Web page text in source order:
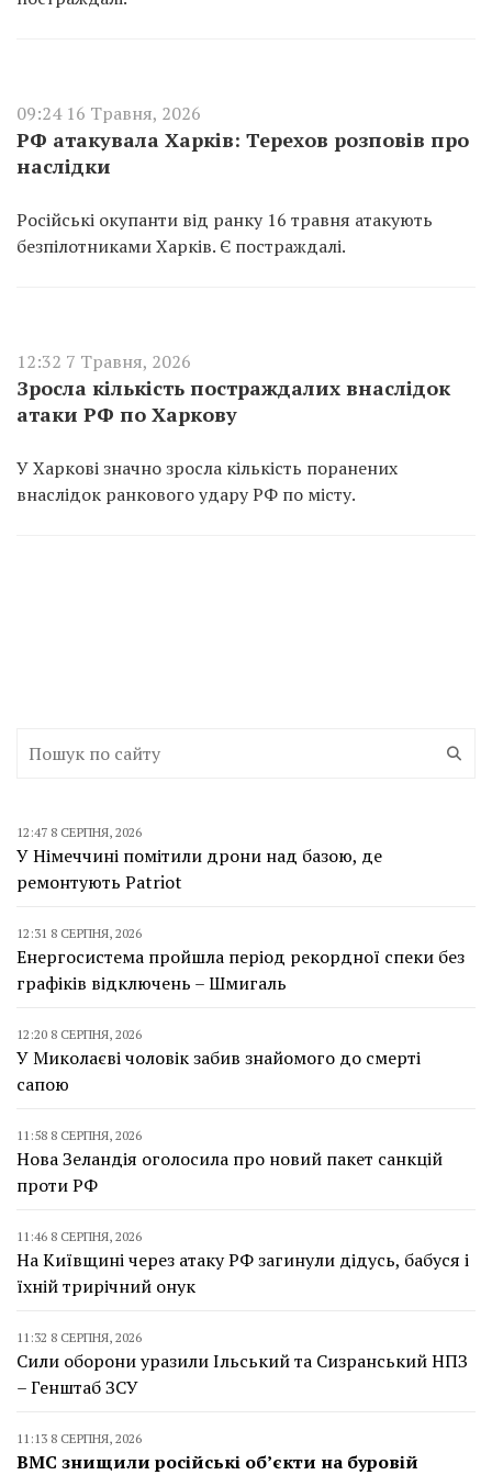
09:24 16 Травня, 2026
РФ атакувала Харків: Терехов розповів про
наслідки
Російські окупанти від ранку 16 травня атакують
безпілотниками Харків. Є постраждалі.
12:32 7 Травня, 2026
Зросла кількість постраждалих внаслідок
атаки РФ по Харкову
У Харкові значно зросла кількість поранених
внаслідок ранкового удару РФ по місту.
12:47 8 СЕРПНЯ, 2026
У Німеччині помітили дрони над базою, де
ремонтують Patriot
12:31 8 СЕРПНЯ, 2026
Енергосистема пройшла період рекордної спеки без
графіків відключень – Шмигаль
12:20 8 СЕРПНЯ, 2026
У Миколаєві чоловік забив знайомого до смерті
сапою
11:58 8 СЕРПНЯ, 2026
Нова Зеландія оголосила про новий пакет санкцій
проти РФ
11:46 8 СЕРПНЯ, 2026
На Київщині через атаку РФ загинули дідусь, бабуся і
їхній трирічний онук
11:32 8 СЕРПНЯ, 2026
Сили оборони уразили Ільський та Сизранський НПЗ
– Генштаб ЗСУ
11:13 8 СЕРПНЯ, 2026
ВМС знищили російські об’єкти на буровій